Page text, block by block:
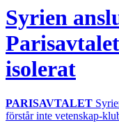
Syrien
isolerat
PARISAVTALET
förstår inte vetenskap-